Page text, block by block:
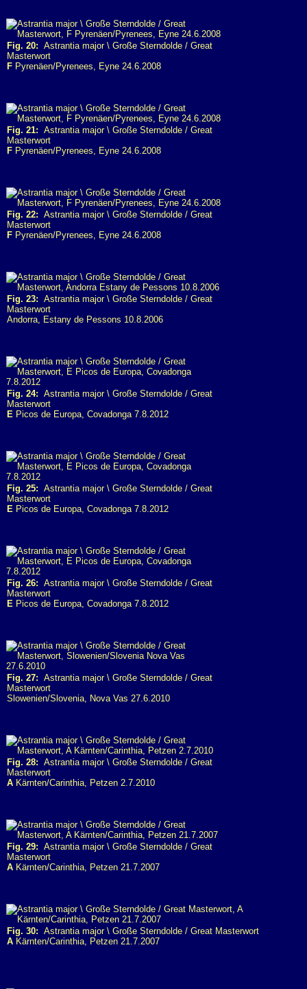
Fig. 20: Astrantia major \ Große Sterndolde / Great
Masterwort
F Pyrenäen/Pyrenees, Eyne 24.6.2008
Fig. 21: Astrantia major \ Große Sterndolde / Great
Masterwort
F Pyrenäen/Pyrenees, Eyne 24.6.2008
Fig. 22: Astrantia major \ Große Sterndolde / Great
Masterwort
F Pyrenäen/Pyrenees, Eyne 24.6.2008
Fig. 23: Astrantia major \ Große Sterndolde / Great
Masterwort
Andorra, Estany de Pessons 10.8.2006
Fig. 24: Astrantia major \ Große Sterndolde / Great
Masterwort
E Picos de Europa, Covadonga 7.8.2012
Fig. 25: Astrantia major \ Große Sterndolde / Great
Masterwort
E Picos de Europa, Covadonga 7.8.2012
Fig. 26: Astrantia major \ Große Sterndolde / Great
Masterwort
E Picos de Europa, Covadonga 7.8.2012
Fig. 27: Astrantia major \ Große Sterndolde / Great
Masterwort
Slowenien/Slovenia, Nova Vas 27.6.2010
Fig. 28: Astrantia major \ Große Sterndolde / Great
Masterwort
A Kärnten/Carinthia, Petzen 2.7.2010
Fig. 29: Astrantia major \ Große Sterndolde / Great
Masterwort
A Kärnten/Carinthia, Petzen 21.7.2007
Fig. 30: Astrantia major \ Große Sterndolde / Great Masterwort
A Kärnten/Carinthia, Petzen 21.7.2007